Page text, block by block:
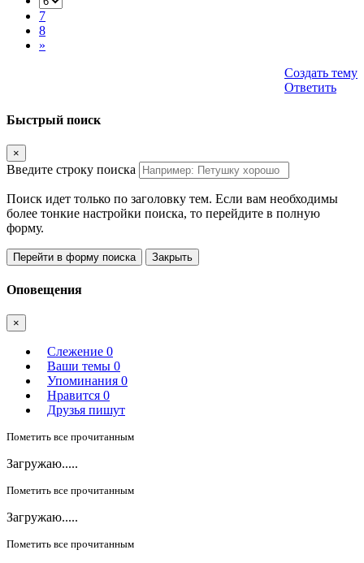
7
8
»
Создать тему
Ответить
Быстрый поиск
×
Введите строку поиска
Поиск идет только по заголовку тем. Если вам необходимы
более тонкие настройки поиска, то перейдите в полную
форму.
Перейти в форму поиска Закрыть
Оповещения
×
Слежение 0
Ваши темы 0
Упоминания 0
Нравится 0
Друзья пишут
Пометить все прочитанным
Загружаю.....
Пометить все прочитанным
Загружаю.....
Пометить все прочитанным